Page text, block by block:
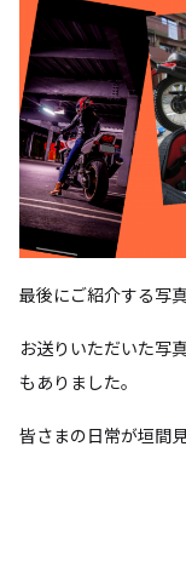
最後にご紹介する写
お送りいただいた写
もありました。
皆さまの日常が垣間